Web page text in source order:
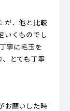
が、他と比較
いくものでし
寧に毛玉を
とても丁寧
お願いした時